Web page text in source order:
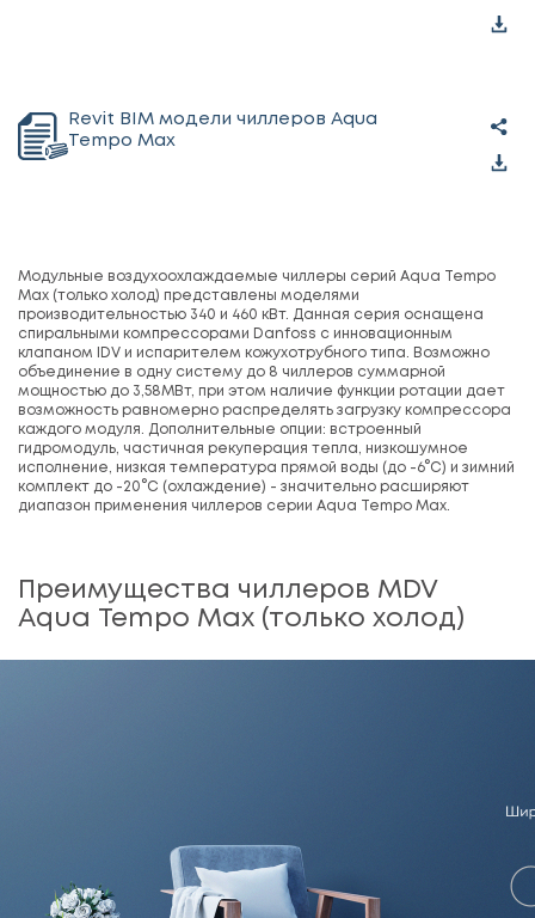
Revit BIM модели чиллеров Aqua
Tempo Max
Модульные воздухоохлаждаемые чиллеры серий Aqua Tempo
Max (только холод) представлены моделями
производительностью 340 и 460 кВт. Данная серия оснащена
спиральными компрессорами Danfoss с инновационным
клапаном IDV и испарителем кожухотрубного типа. Возможно
объединение в одну систему до 8 чиллеров суммарной
мощностью до 3,58МВт, при этом наличие функции ротации дает
возможность равномерно распределять загрузку компрессора
каждого модуля. Дополнительные опции: встроенный
гидромодуль, частичная рекуперация тепла, низкошумное
исполнение, низкая температура прямой воды (до -6°C) и зимний
комплект до -20°C (охлаждение) - значительно расширяют
диапазон применения чиллеров серии Aqua Tempo Max.
Преимущества чиллеров MDV
Aqua Tempo Max (только холод)